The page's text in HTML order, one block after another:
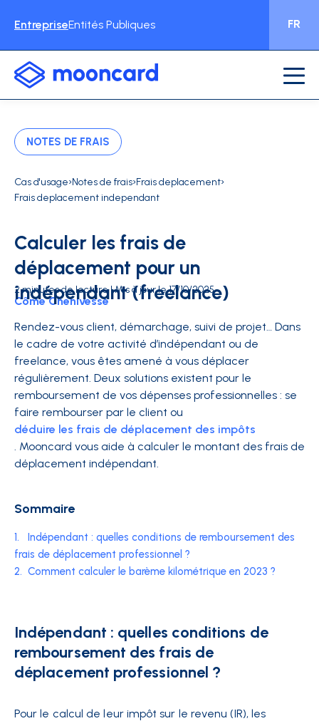
EntrepriseEntités Publiques FR
NOTES DE FRAIS
Cas d'usage›Notes de frais›Frais deplacement›
Frais deplacement independant
Calculer les frais de
déplacement pour un
indépendant (freelance)
2 minutes de lecture | Mis à jour le 17/10/2025
Côme Chenivesse
Rendez-vous client, démarchage, suivi de projet… Dans
le cadre de votre activité d’indépendant ou de
freelance, vous êtes amené à vous déplacer
régulièrement. Deux solutions existent pour le
remboursement de vos dépenses professionnelles : se
faire rembourser par le client ou
déduire les frais de déplacement des impôts
. Mooncard vous aide à calculer le montant des frais de
déplacement indépendant.
Sommaire
1.
Indépendant : quelles conditions de remboursement des
frais de déplacement professionnel ?
2. Comment calculer le barème kilométrique en 2023 ?
Indépendant : quelles conditions de
remboursement des frais de
déplacement professionnel ?
Pour le calcul de leur impôt sur le revenu (IR), les